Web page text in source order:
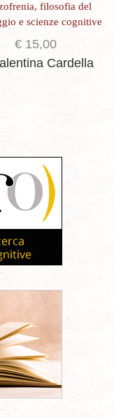
filosofia del
e scienze cognitive
€ 15,00
Cardella